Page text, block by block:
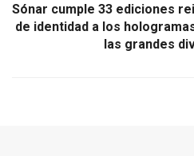
Sónar cumple 33 ediciones
de identidad a los
las grandes